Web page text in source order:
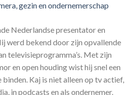
Nederlandse presentator en
werd bekend door zijn opvallende
televisieprogramma’s. Met zijn
en open houding wist hij snel een
Kaj is niet alleen op tv actief,
in podcasts en als ondernemer.